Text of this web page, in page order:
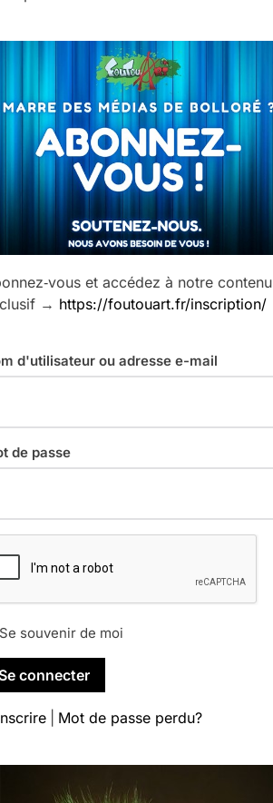
et accédez à notre contenu
→ https://foutouart.fr/inscription/
d'utilisateur ou adresse e-mail
de passe
Se souvenir de moi
Mot de passe perdu?